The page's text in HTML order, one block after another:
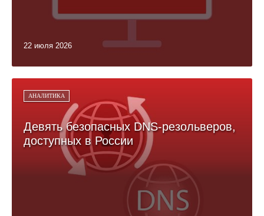
22 июля 2026
АНАЛИТИКА
Девять безопасных DNS-резольверов,
доступных в России